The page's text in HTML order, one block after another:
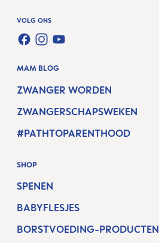
VOLG ONS
FACEBOOK
INSTAGRAM
YOUTUBE
MAM BLOG
ZWANGER WORDEN
ZWANGERSCHAPSWEKEN
#PATHTOPARENTHOOD
SHOP
SPENEN
BABYFLESJES
BORSTVOEDING-PRODUCTEN